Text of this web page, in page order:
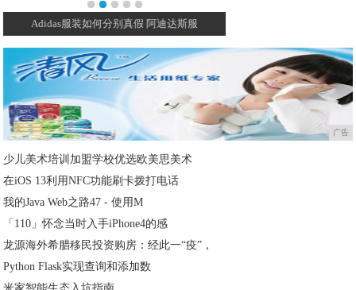
Adidas服装如何分别真假 阿迪达斯服
广告
少儿美术培训加盟学校优选欧美思美术
在iOS 13利用NFC功能刷卡拨打电话
我的Java Web之路47 - 使用M
「110」怀念当时入手iPhone4的感
龙源海外希腊移民投资购房：经此一“疫”，
Python Flask实现查询和添加数